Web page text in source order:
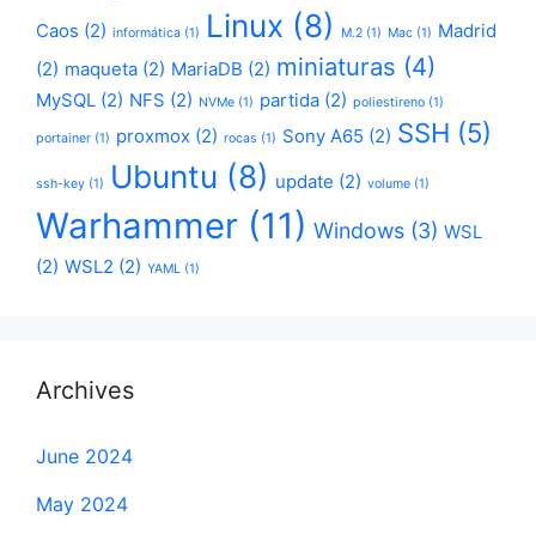
Caos (2) informática (1) Linux (8) M.2 (1) Mac (1) Madrid
(2) maqueta (2) MariaDB (2) miniaturas (4)
MySQL (2) NFS (2) NVMe (1) partida (2) poliestireno (1)
portainer (1) proxmox (2) rocas (1) Sony A65 (2) SSH (5)
ssh-key (1) Ubuntu (8) update (2) volume (1)
Warhammer (11) Windows (3) WSL
(2) WSL2 (2) YAML (1)
Archives
June 2024
May 2024